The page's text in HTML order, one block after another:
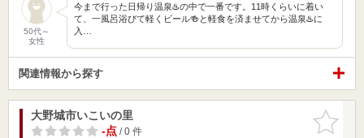
50代～
女性
今まで行った日帰り温泉♨️の中で一番です。11時くらいに着い
て、一風呂浴びて軽くビール🍻と軽食を済ませてから温泉♨️に
入…
関連情報から探す
お気に入
りに追加
大野城市いこいの里
-点/ 0 件